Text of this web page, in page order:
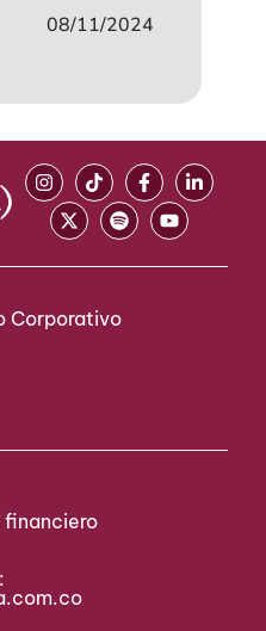
08/11/2024
Corporativo
financiero